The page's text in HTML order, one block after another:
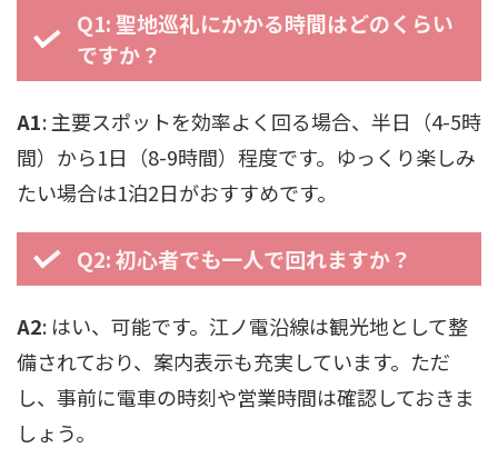
Q1: 聖地巡礼にかかる時間はどのくらい
ですか？
A1: 主要スポットを効率よく回る場合、半日（4-5時
間）から1日（8-9時間）程度です。ゆっくり楽しみ
たい場合は1泊2日がおすすめです。
Q2: 初心者でも一人で回れますか？
A2: はい、可能です。江ノ電沿線は観光地として整
備されており、案内表示も充実しています。ただ
し、事前に電車の時刻や営業時間は確認しておきま
しょう。